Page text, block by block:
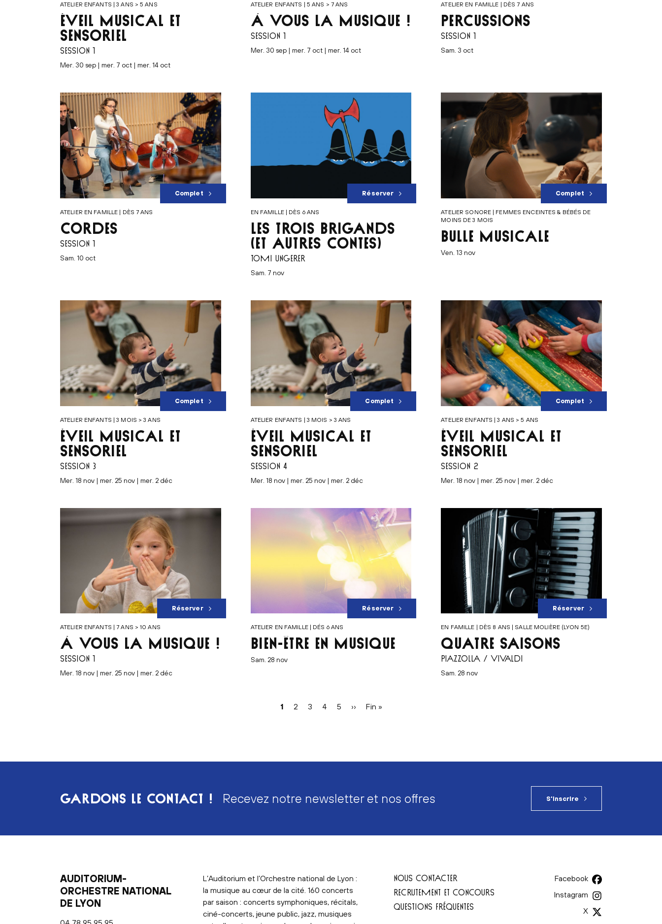
ATELIER ENFANTS | 3 ANS > 5 ANS
ÉVEIL MUSICAL ET
SENSORIEL
SESSION 1
mer. 30 sep | mer. 7 oct | mer. 14 oct
ATELIER ENFANTS | 5 ANS > 7 ANS
À VOUS LA MUSIQUE !
SESSION 1
mer. 30 sep | mer. 7 oct | mer. 14 oct
ATELIER EN FAMILLE | DÈS 7 ANS
PERCUSSIONS
SESSION 1
sam. 3 oct
ATELIER EN FAMILLE | DÈS 7 ANS
CORDES
SESSION 1
sam. 10 oct
Complet
EN FAMILLE | DÈS 6 ANS
LES TROIS BRIGANDS
(ET AUTRES CONTES)
TOMI UNGERER
sam. 7 nov
Réserver
ATELIER SONORE | FEMMES ENCEINTES & BÉBÉS DE
MOINS DE 3 MOIS
BULLE MUSICALE
ven. 13 nov
Complet
ATELIER ENFANTS | 3 MOIS > 3 ANS
ÉVEIL MUSICAL ET
SENSORIEL
SESSION 3
mer. 18 nov | mer. 25 nov | mer. 2 déc
Complet
ATELIER ENFANTS | 3 MOIS > 3 ANS
ÉVEIL MUSICAL ET
SENSORIEL
SESSION 4
mer. 18 nov | mer. 25 nov | mer. 2 déc
Complet
ATELIER ENFANTS | 3 ANS > 5 ANS
ÉVEIL MUSICAL ET
SENSORIEL
SESSION 2
mer. 18 nov | mer. 25 nov | mer. 2 déc
Complet
ATELIER ENFANTS | 7 ANS > 10 ANS
À VOUS LA MUSIQUE !
SESSION 1
mer. 18 nov | mer. 25 nov | mer. 2 déc
Réserver
ATELIER EN FAMILLE | DÉS 6 ANS
BIEN-ÊTRE EN MUSIQUE
sam. 28 nov
Réserver
EN FAMILLE | DÈS 8 ANS | SALLE MOLIÈRE (LYON 5E)
QUATRE SAISONS
PIAZZOLLA / VIVALDI
sam. 28 nov
Réserver
Page
1 Page
2 Page
3 Page
4 Page
5
Page
››
Dernière
Fin »
GARDONS LE CONTACT ! Recevez notre newsletter et nos offres S'inscrire
AUDITORIUM-
ORCHESTRE NATIONAL
DE LYON
L’Auditorium et l’Orchestre national de Lyon :
la musique au cœur de la cité. 160 concerts
par saison : concerts symphoniques, récitals,
ciné-concerts, jeune public, jazz, musiques
NOUS CONTACTER
RECRUTEMENT ET CONCOURS
QUESTIONS FRÉQUENTES
Facebook
Instagram
X